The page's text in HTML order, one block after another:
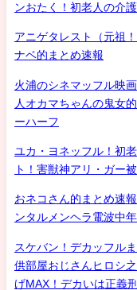
ンおたく！初老人の介
アニゲタレスト（元祖
ナベ的まとめ速報
火浦のシネマッフル映
人オカマちゃんの鬼女
ーハーフ
ユカ・ヨネッフル！初
ト！害獣神アリ・ガー
おネコさん的まとめ速
ンタルメンヘラ電波中
スケバン！デカッフル
供部屋おじさんヒロシ
げMAX！デカいは正義